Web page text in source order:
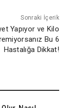
Sonraki İçerik
Yapıyor ve Kilo
Bu 6
Hastalığa Dikkat!